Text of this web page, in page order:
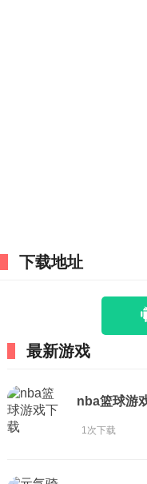
下载地址
最新游戏
1次下载